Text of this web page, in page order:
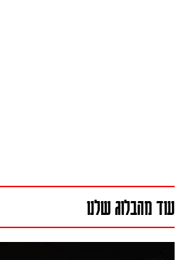
עוד מהבלוג שלנו